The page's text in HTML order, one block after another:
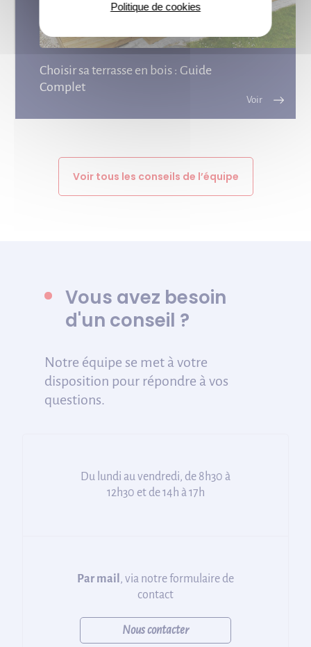
Choisir sa terrasse en bois : Guide
Complet
Voir tous les conseils de l’équipe
Vous avez besoin
d'un conseil ?
Notre équipe se met à votre
disposition pour répondre à vos
questions.
Du lundi au vendredi, de 8h30 à
12h30 et de 14h à 17h
Par mail , via notre formulaire de
contact
Nous contacter
Politique de cookies